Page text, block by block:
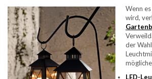
Wenn
wird,
der
LED-